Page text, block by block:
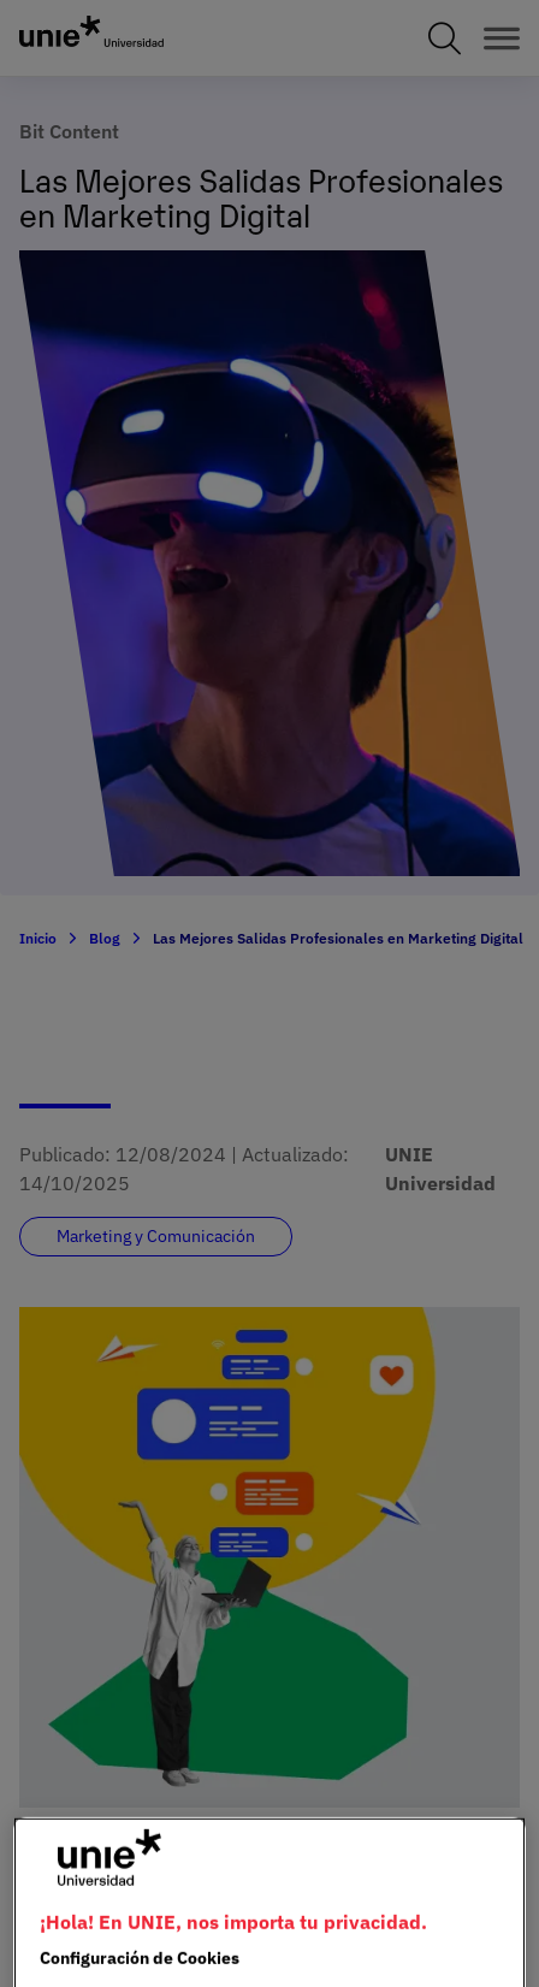
Bit Content
Las Mejores Salidas Profesionales
en Marketing Digital
Inicio Blog Las Mejores Salidas Profesionales en Marketing Digital
Publicado: 12/08/2024 | Actualizado:
14/10/2025
UNIE
Universidad
Marketing y Comunicación
El marketing digital es el conjunto de estrategias y
técnicas que se utilizan para promocionar productos o
servicios a través de medios digitales, como internet y
marketing digital permite una comunicación más directa
¡Hola! En UNIE, nos importa tu privacidad.
Configuración de Cookies